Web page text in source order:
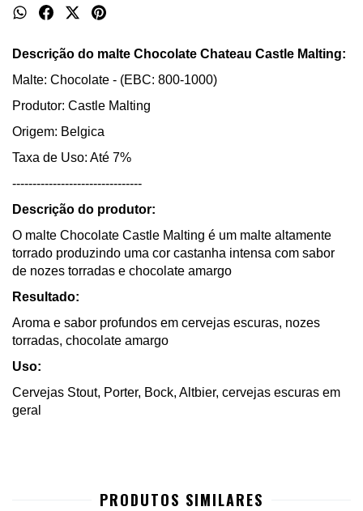
Descrição do malte Chocolate Chateau Castle Malting:
Malte: Chocolate - (EBC: 800-1000)
Produtor: Castle Malting
Origem: Belgica
Taxa de Uso: Até 7%
--------------------------------
Descrição do produtor:
O malte Chocolate Castle Malting é um malte altamente
torrado produzindo uma cor castanha intensa com sabor
de nozes torradas e chocolate amargo
Resultado:
Aroma e sabor profundos em cervejas escuras, nozes
torradas, chocolate amargo
Uso:
Cervejas Stout, Porter, Bock, Altbier, cervejas escuras em
geral
PRODUTOS SIMILARES